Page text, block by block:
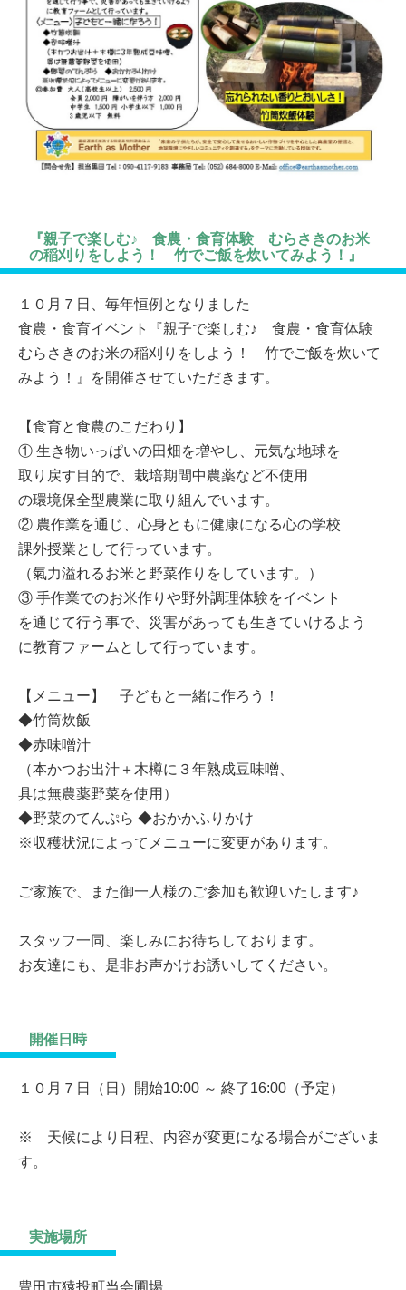
『親子で楽しむ♪ 食農・食育体験 むらさきのお米
の稲刈りをしよう！ 竹でご飯を炊いてみよう！』
１０月７日、毎年恒例となりました
食農・食育イベント『親子で楽しむ♪ 食農・食育体験
むらさきのお米の稲刈りをしよう！ 竹でご飯を炊いて
みよう！』を開催させていただきます。
【食育と食農のこだわり】
① 生き物いっぱいの田畑を増やし、元気な地球を
取り戻す目的で、栽培期間中農薬など不使用
の環境保全型農業に取り組んでいます。
② 農作業を通じ、心身ともに健康になる心の学校
課外授業として行っています。
（氣力溢れるお米と野菜作りをしています。）
③ 手作業でのお米作りや野外調理体験をイベント
を通じて行う事で、災害があっても生きていけるよう
に教育ファームとして行っています。
【メニュー】 子どもと一緒に作ろう！
◆竹筒炊飯
◆赤味噌汁
（本かつお出汁＋木樽に３年熟成豆味噌、
具は無農薬野菜を使用）
◆野菜のてんぷら ◆おかかふりかけ
※収穫状況によってメニューに変更があります。
ご家族で、また御一人様のご参加も歓迎いたします♪
スタッフ一同、楽しみにお待ちしております。
お友達にも、是非お声かけお誘いしてください。
開催日時
１０月７日（日）開始10:00 ～ 終了16:00（予定）
※ 天候により日程、内容が変更になる場合がございま
す。
実施場所